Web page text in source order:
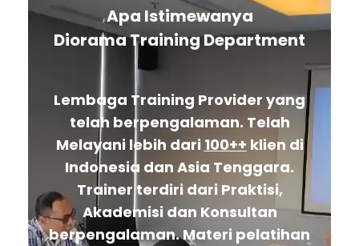
Apa Istimewanya
Diorama Training Department
Lembaga Training Provider yang
telah berpengalaman. Telah
Melayani lebih dari 100++ klien di
Indonesia dan Asia Tenggara.
Trainer terdiri dari Praktisi,
Akademisi dan Konsultan
berpengalaman. Materi pelatihan